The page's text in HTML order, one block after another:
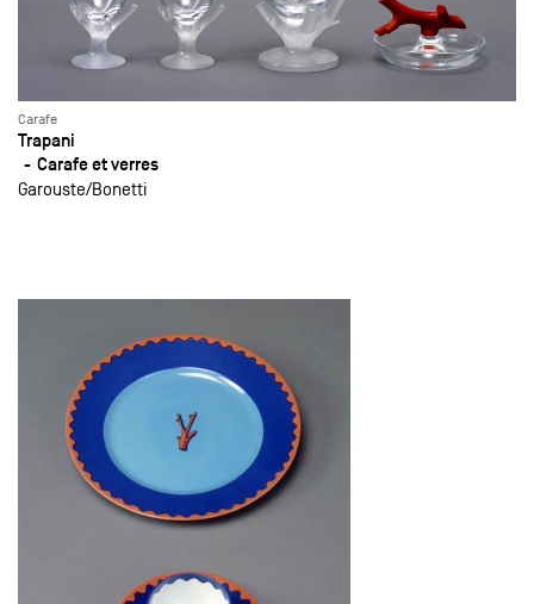
Carafe
Trapani
Carafe et verres
Garouste Bonetti